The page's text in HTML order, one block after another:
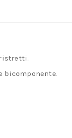
bicomponente.